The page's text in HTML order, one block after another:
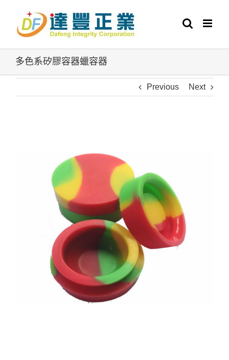
content
多色系矽膠容器蠟容器
Previous Next